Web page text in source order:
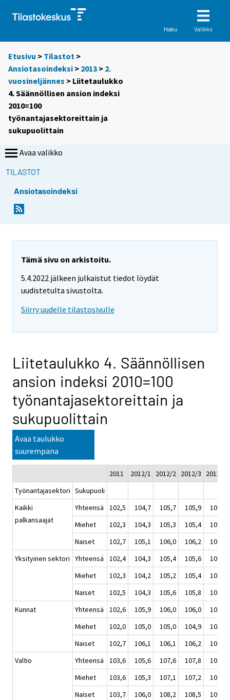
Haku Valikko
Etusivu > Tilastot >
Ansiotasoindeksi > 2013 > 2.
vuosineljännes > Liitetaulukko
4. Säännöllisen ansion indeksi
2010=100
työnantajasektoreittain ja
sukupuolittain
Avaa valikko
TILASTOT
Ansiotasoindeksi
Tämä sivu on arkistoitu.
5.4.2022 jälkeen julkaistut tiedot löydät
uudistetulta sivustolta.
Siirry uudelle tilastosivulle
Liitetaulukko 4. Säännöllisen
ansion indeksi 2010=100
työnantajasektoreittain ja
sukupuolittain
Avaa taulukko
suurempana
2011 2012/1 2012/2 2012/3
2012/4
Työnantajasektori Sukupuoli
Kaikki
palkansaajat
Yhteensä 102,5 104,7 105,7 105,9
106,6
Miehet
102,3 104,3 105,3 105,4
106,4
Naiset
102,7 105,1 106,0 106,2
106,8
Yksityinen sektori
Yhteensä 102,4 104,3 105,4 105,6
106,6
Miehet
102,3 104,2 105,2 105,4
106,5
Naiset
102,5 104,3 105,6 105,8
106,6
Kunnat
Yhteensä 102,6 105,9 106,0 106,0
106,2
Miehet
102,0 105,0 105,0 104,9
105,0
Naiset
102,7 106,1 106,1 106,2
106,4
Valtio
Yhteensä 103,6 105,6 107,6 107,8
108,1
Miehet
103,6 105,3 107,1 107,2
107,4
Naiset
103,7 106,0 108,2 108,5
109,0